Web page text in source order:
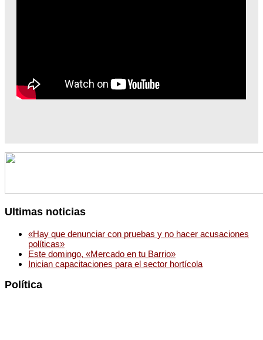
Ultimas noticias
«Hay que denunciar con pruebas y no hacer acusaciones
políticas»
Este domingo, «Mercado en tu Barrio»
Inician capacitaciones para el sector hortícola
Política